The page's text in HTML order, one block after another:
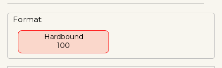
Format:
Hardbound
₹100